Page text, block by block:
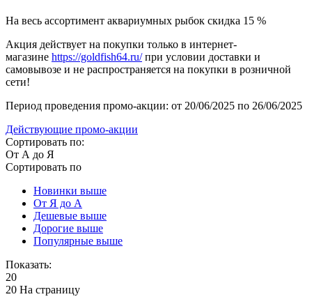
На весь ассортимент аквариумных рыбок скидка 15 %
Акция действует на покупки только в интернет-
магазине https://goldfish64.ru/при условии доставки и
самовывозе и не распространяется на покупки в розничной
сети!
Период проведения промо-акции: от 20/06/2025 по 26/06/2025
Действующие промо-акции
Сортировать по:
От А до Я
Сортировать по
Новинки выше
От Я до А
Дешевые выше
Дорогие выше
Популярные выше
Показать:
20
20 На страницу